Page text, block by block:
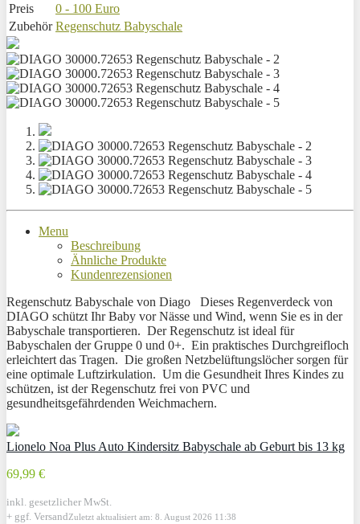
Preis
0 - 100 Euro
Zubehör Regenschutz Babyschale
Menu
Beschreibung
Ähnliche Produkte
Kundenrezensionen
Regenschutz Babyschale von Diago Dieses Regenverdeck von
DIAGO schützt Ihr Baby vor Nässe und Wind, wenn Sie es in der
Babyschale transportieren. Der Regenschutz ist ideal für
Babyschalen der Gruppe 0 und 0+. Ein praktisches Durchgreifloch
erleichtert das Tragen. Die großen Netzbelüftungslöcher sorgen für
eine optimale Luftzirkulation. Um die Gesundheit Ihres Kindes zu
schützen, ist der Regenschutz frei von PVC und
gesundheitsgefährdenden Weichmachern.
Lionelo Noa Plus Auto Kindersitz Babyschale ab Geburt bis 13 kg
69,99 €
inkl. gesetzlicher MwSt.
+ ggf. VersandZuletzt aktualisiert am: 8. August 2026 11:38